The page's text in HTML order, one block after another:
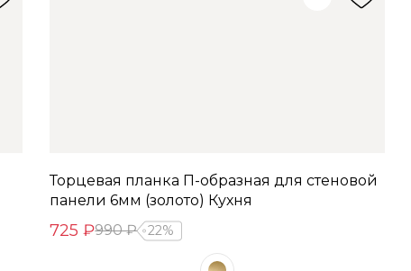
Торцевая планка П-образная для стеновой
панели 6мм (золото) Кухня
725 ₽990 ₽ 22%